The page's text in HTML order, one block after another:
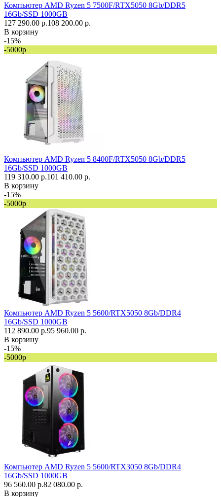
Компьютер AMD Ryzen 5 7500F/RTX5050 8Gb/DDR5
16Gb/SSD 1000GB
127 290.00 р.108 200.00 р.
В корзину
-15%
-5000р
Компьютер AMD Ryzen 5 8400F/RTX5050 8Gb/DDR5
16Gb/SSD 1000GB
119 310.00 р.101 410.00 р.
В корзину
-15%
-5000р
Компьютер AMD Ryzen 5 5600/RTX5050 8Gb/DDR4
16Gb/SSD 1000GB
112 890.00 р.95 960.00 р.
В корзину
-15%
-5000р
Компьютер AMD Ryzen 5 5600/RTX3050 8Gb/DDR4
16Gb/SSD 1000GB
96 560.00 р.82 080.00 р.
В корзину